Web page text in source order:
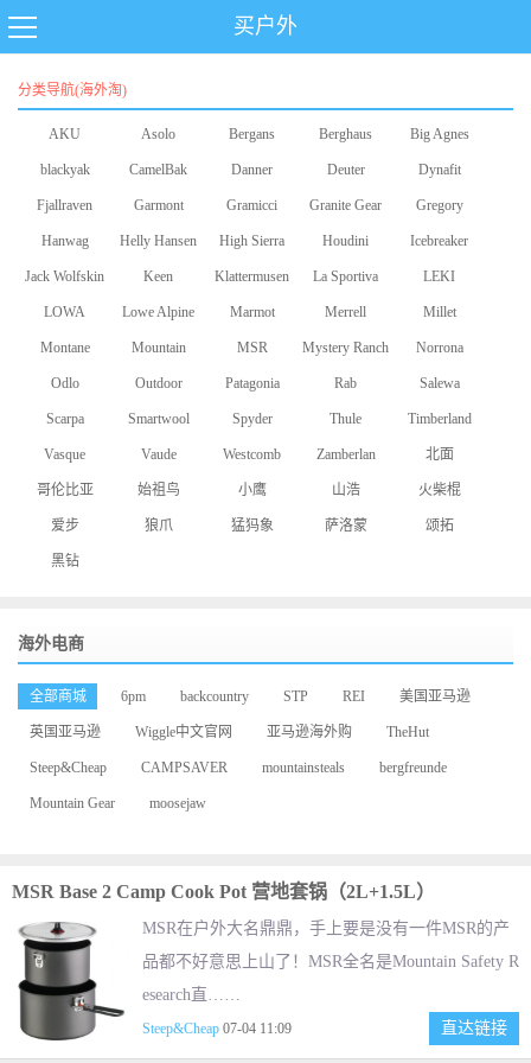
买户外
分类导航(海外淘)
AKU Asolo Bergans Berghaus Big Agnes
blackyak CamelBak Danner Deuter Dynafit
Fjallraven Garmont Gramicci Granite Gear Gregory
Hanwag Helly Hansen High Sierra Houdini Icebreaker
Jack Wolfskin Keen Klattermusen La Sportiva LEKI
LOWA Lowe Alpine Marmot Merrell Millet
Montane Mountain
Equipment
MSR Mystery Ranch Norrona
Odlo Outdoor
Research
Patagonia Rab Salewa
Scarpa Smartwool Spyder Thule Timberland
Vasque Vaude Westcomb Zamberlan 北面
哥伦比亚 始祖鸟 小鹰 山浩 火柴棍
爱步 狼爪 猛犸象 萨洛蒙 颂拓
黑钻
海外电商
全部商城 6pm backcountry STP REI 美国亚马逊
英国亚马逊 Wiggle中文官网 亚马逊海外购 TheHut
Steep&Cheap CAMPSAVER mountainsteals bergfreunde
Mountain Gear moosejaw
MSR Base 2 Camp Cook Pot 营地套锅（2L+1.5L）
MSR在户外大名鼎鼎，手上要是没有一件MSR的产
品都不好意思上山了！MSR全名是Mountain Safety R
esearch直……
Steep&Cheap 07-04 11:09 直达链接